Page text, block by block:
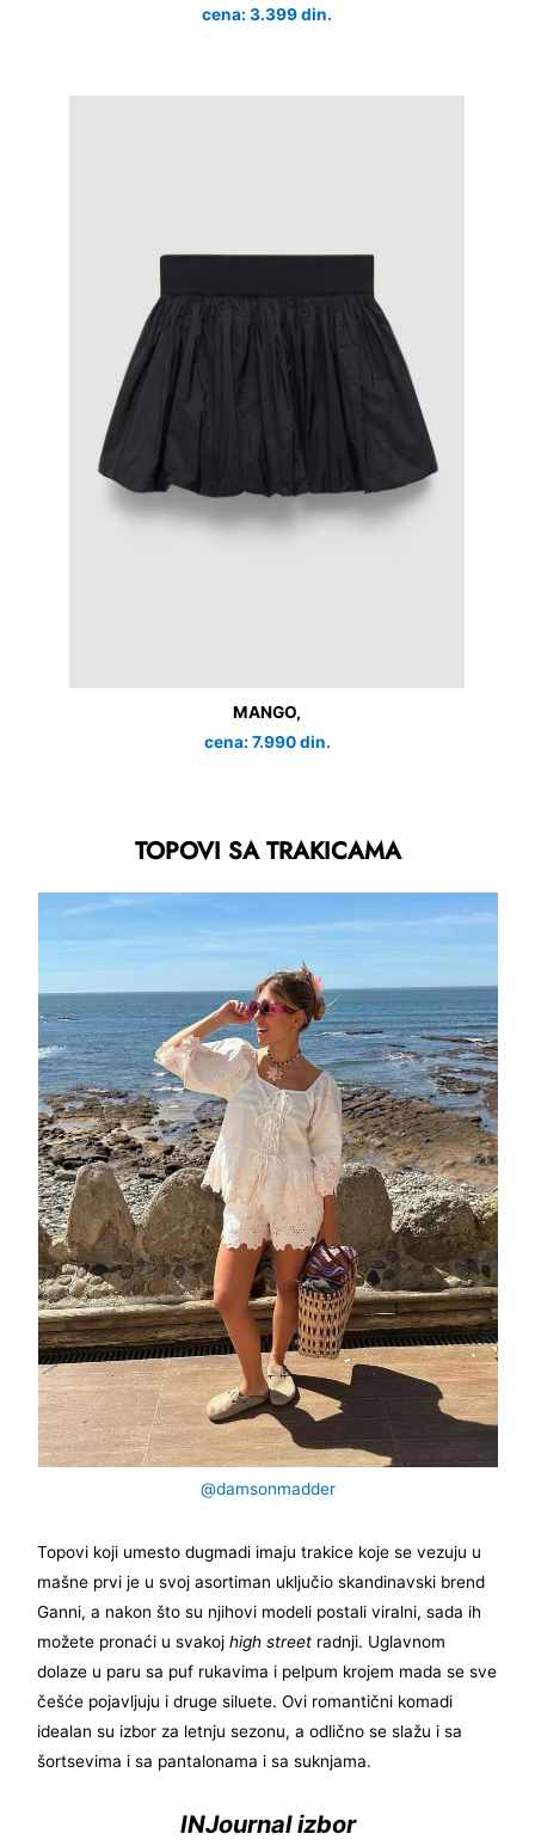
cena: 3.399 din.
MANGO,
cena: 7.990 din.
TOPOVI SA TRAKICAMA
@damsonmadder
Topovi koji umesto dugmadi imaju trakice koje se vezuju u
mašne prvi je u svoj asortiman uključio skandinavski brend
Ganni, a nakon što su njihovi modeli postali viralni, sada ih
možete pronaći u svakojhigh street radnji. Uglavnom
dolaze u paru sa puf rukavima i pelpum krojem mada se sve
češće pojavljuju i druge siluete. Ovi romantični komadi
idealan su izbor za letnju sezonu, a odlično se slažu i sa
šortsevima i sa pantalonama i sa suknjama.
INJournal izbor